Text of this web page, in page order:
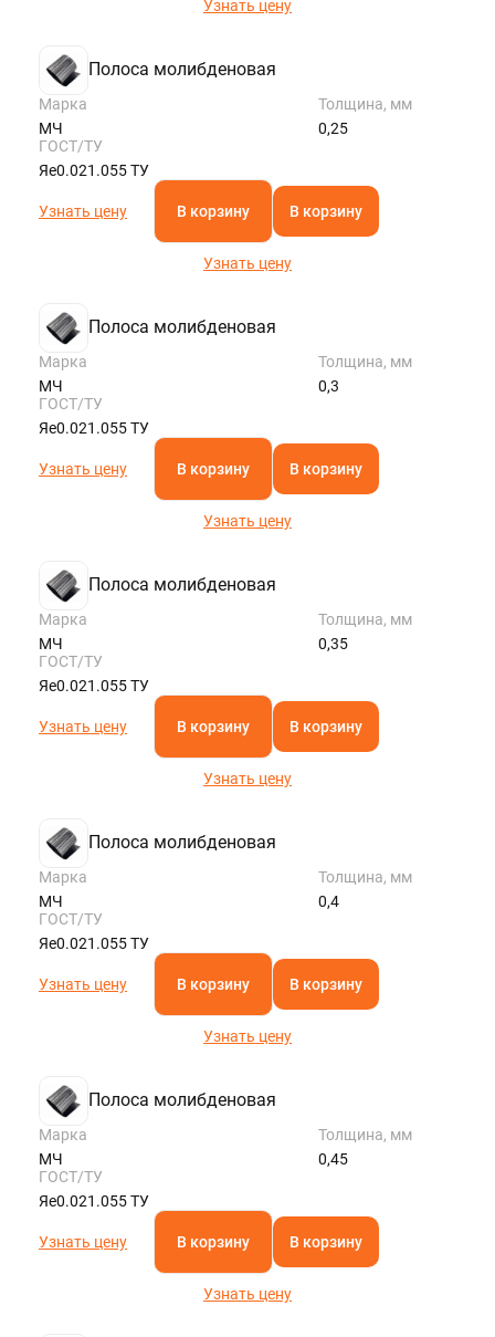
Узнать цену
Полоса молибденовая
Марка
МЧ
Толщина, мм
0,25
ГОСТ/ТУ
Яе0.021.055 ТУ
Узнать цену В корзину В корзину
Узнать цену
Полоса молибденовая
Марка
МЧ
Толщина, мм
0,3
ГОСТ/ТУ
Яе0.021.055 ТУ
Узнать цену В корзину В корзину
Узнать цену
Полоса молибденовая
Марка
МЧ
Толщина, мм
0,35
ГОСТ/ТУ
Яе0.021.055 ТУ
Узнать цену В корзину В корзину
Узнать цену
Полоса молибденовая
Марка
МЧ
Толщина, мм
0,4
ГОСТ/ТУ
Яе0.021.055 ТУ
Узнать цену В корзину В корзину
Узнать цену
Полоса молибденовая
Марка
МЧ
Толщина, мм
0,45
ГОСТ/ТУ
Яе0.021.055 ТУ
Узнать цену В корзину В корзину
Узнать цену